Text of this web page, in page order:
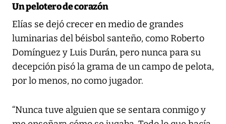
Un pelotero de corazón
Elías se dejó crecer en medio de grandes
luminarias del béisbol santeño, como Roberto
Domínguez y Luis Durán, pero nunca para su
decepción pisó la grama de un campo de pelota,
por lo menos, no como jugador.
“Nunca tuve alguien que se sentara conmigo y